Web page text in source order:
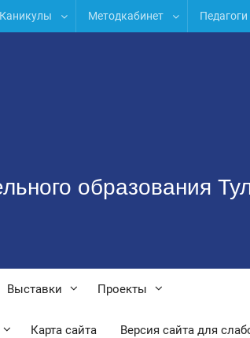
Каникулы Методкабинет Педагоги
образования
Выставки Проекты
Карта сайта Версия сайта для